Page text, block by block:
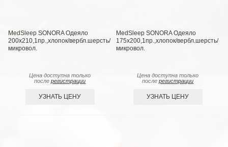
MedSleep SONORA Одеяло
200х210,1пр.,хлопок/вербл.шерсть/
микровол.
Цена доступна только
послерегистрации
УЗНАТЬ ЦЕНУ
MedSleep SONORA Одеяло
175х200,1пр.,хлопок/вербл.шерсть/
микровол.
Цена доступна только
послерегистрации
УЗНАТЬ ЦЕНУ